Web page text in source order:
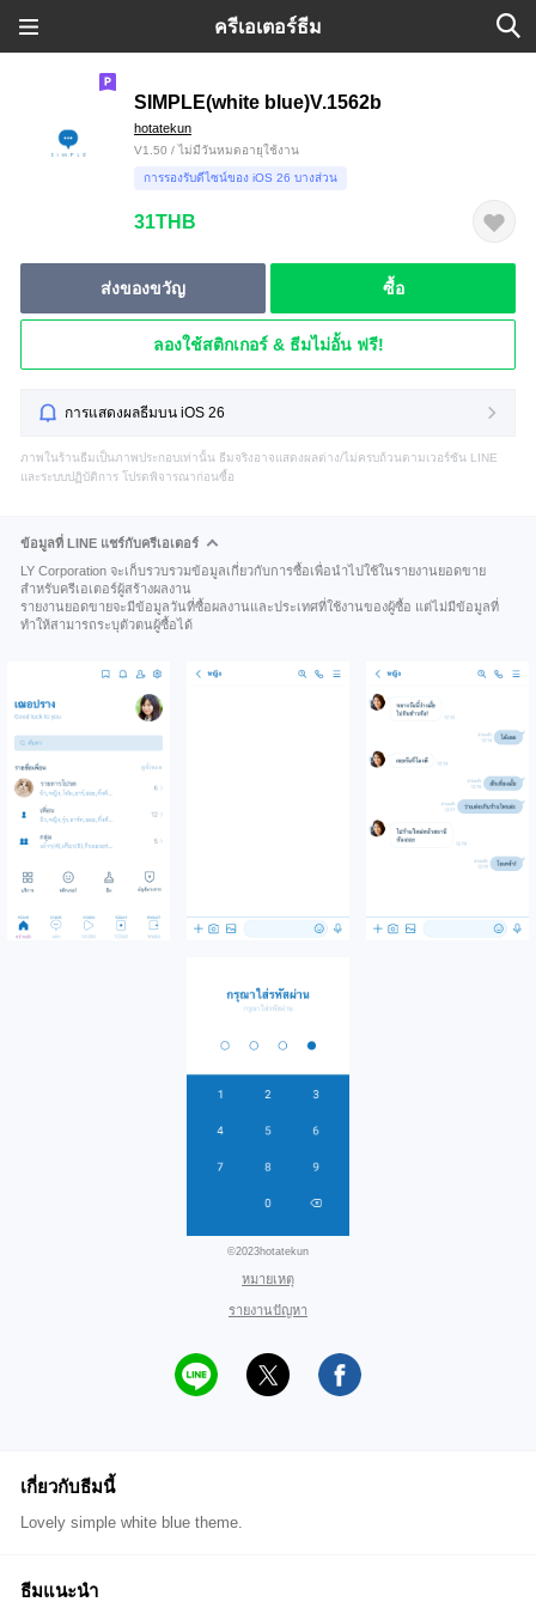
ครีเอเตอร์ธีม
SIMPLE(white blue)V.1562b
hotatekun
V1.50 / ไม่มีวันหมดอายุใช้งาน
การรองรับดีไซน์ของ iOS 26 บางส่วน
31THB
ส่งของขวัญ ซื้อ
ลองใช้สติกเกอร์ & ธีมไม่อั้น ฟรี!
การแสดงผลธีมบน iOS 26
ภาพในร้านธีมเป็นภาพประกอบเท่านั้น ธีมจริงอาจแสดงผลต่าง/ไม่ครบถ้วนตามเวอร์ชัน LINE
และระบบปฏิบัติการ โปรดพิจารณาก่อนซื้อ
ข้อมูลที่ LINE แชร์กับครีเอเตอร์
LY Corporation จะเก็บรวบรวมข้อมูลเกี่ยวกับการซื้อเพื่อนำไปใช้ในรายงานยอดขาย
สำหรับครีเอเตอร์ผู้สร้างผลงาน
รายงานยอดขายจะมีข้อมูลวันที่ซื้อผลงานและประเทศที่ใช้งานของผู้ซื้อ แต่ไม่มีข้อมูลที่
ทำให้สามารถระบุตัวตนผู้ซื้อได้
©2023hotatekun
หมายเหตุ
รายงานปัญหา
เกี่ยวกับธีมนี้
Lovely simple white blue theme.
ธีมแนะนำ